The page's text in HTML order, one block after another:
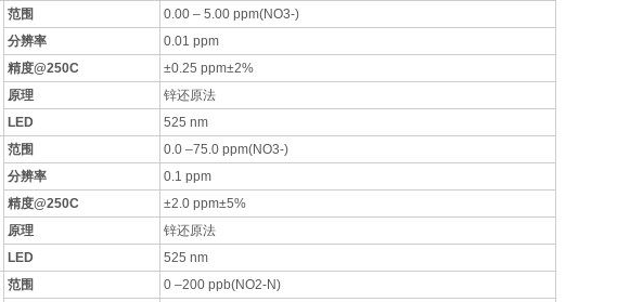
范围
0.00 – 5.00 ppm(NO3-)
分辨率
0.01 ppm
精度@250C
±0.25 ppm±2%
原理
锌还原法
LED
525 nm
范围
0.0 –75.0 ppm(NO3-)
分辨率
0.1 ppm
精度@250C
±2.0 ppm±5%
原理
锌还原法
LED
525 nm
范围
0 –200 ppb(NO2-N)